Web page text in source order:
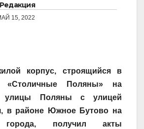
Редакция
15, 2022
корпус, строящийся в
«Столичные Поляны» на
улицы Поляны с улицей
в районе Южное Бутово на
города, получил акты